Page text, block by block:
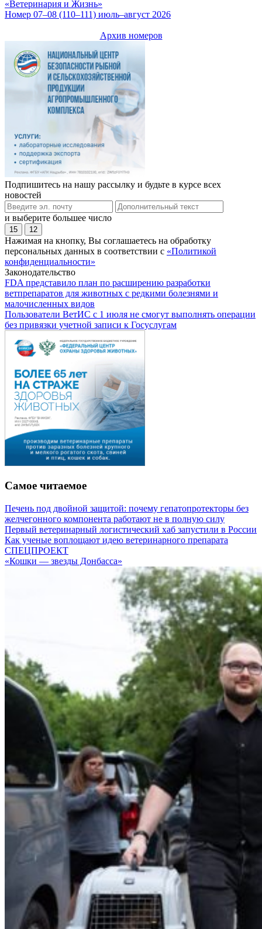
«Ветеринария и Жизнь»
Номер 07–08 (110–111) июль–август 2026
Архив номеров
Подпишитесь на нашу рассылку и будьте в курсе всех
новостей
и выберите большее число
15 12
Нажимая на кнопку, Вы соглашаетесь на обработку
персональных данных в соответствии с «Политикой
конфиденциальности»
Законодательство
FDA представило план по расширению разработки
ветпрепаратов для животных с редкими болезнями и
малочисленных видов
Пользователи ВетИС с 1 июля не смогут выполнять операции
без привязки учетной записи к Госуслугам
Самое читаемое
Печень под двойной защитой: почему гепатопротекторы без
желчегонного компонента работают не в полную силу
Первый ветеринарный логистический хаб запустили в России
Как ученые воплощают идею ветеринарного препарата
СПЕЦПРОЕКТ
«Кошки — звезды Донбасса»